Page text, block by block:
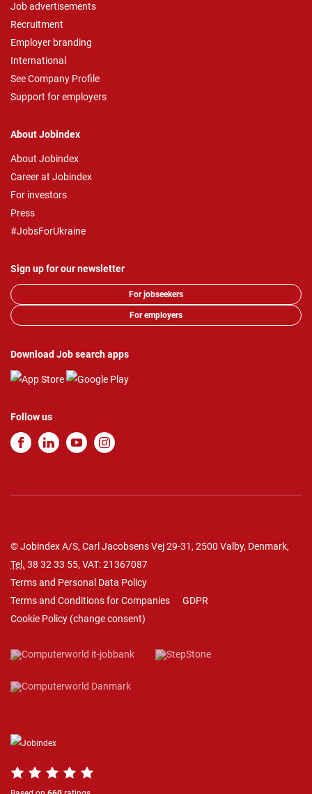
Job advertisements
Recruitment
Employer branding
International
See Company Profile
Support for employers
About Jobindex
About Jobindex
Career at Jobindex
For investors
Press
#JobsForUkraine
Sign up for our newsletter
For jobseekers
For employers
Download Job search apps
Follow us
© Jobindex A/S, Carl Jacobsens Vej 29-31, 2500 Valby, Denmark,
Tel. 38 32 33 55, VAT: 21367087
Terms and Personal Data Policy
Terms and Conditions for Companies
GDPR
Cookie Policy (change consent)